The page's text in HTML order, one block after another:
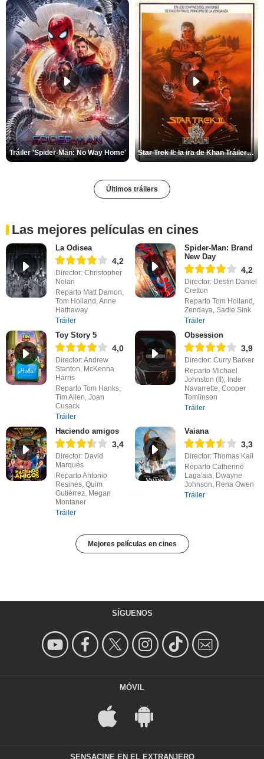
Tráiler 'Spider-Man: No Way Home' Star Trek II: la ira de Khan Tráiler VO
Últimos tráilers
Las mejores películas en cines
La Odisea
4,2
Director: Christopher
Nolan
Reparto Matt Damon,
Tom Holland, Anne
Hathaway
Tráiler
Spider-Man: Brand
New Day
4,2
Director: Destin Daniel
Cretton
Reparto Tom Holland,
Zendaya, Sadie Sink
Tráiler
Toy Story 5
4,0
Director: Andrew
Stanton, McKenna
Harris
Reparto Tom Hanks,
Tim Allen, Joan
Cusack
Tráiler
Obsession
3,9
Director: Curry Barker
Reparto Michael
Johnston (II), Inde
Navarrette, Cooper
Tomlinson
Tráiler
Haciendo amigos
3,4
Director: David
Marqués
Reparto Antonio
Resines, Quim
Gutiérrez, Megan
Montaner
Tráiler
Vaiana
3,3
Director: Thomas Kail
Reparto Catherine
Laga'aia, Dwayne
Johnson, Rena Owen
Tráiler
Mejores películas en cines
SÍGUENOS
MÓVIL
SENSACINE EN EL EXTRANJERO